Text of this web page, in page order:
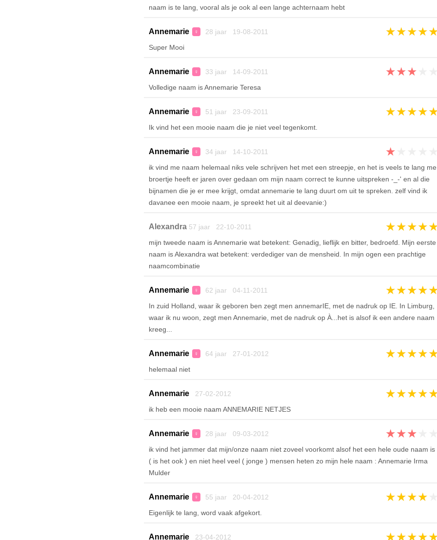
naam is te lang, vooral als je ook al een lange achternaam hebt
Annemarie ♀ 28 jaar 19-08-2011 ★★★★
Super Mooi
Annemarie ♀ 33 jaar 14-09-2011 ★★★
Volledige naam is Annemarie Teresa
Annemarie ♀ 51 jaar 23-09-2011 ★★★★
Ik vind het een mooie naam die je niet veel tegenkomt.
Annemarie ♀ 34 jaar 14-10-2011 ★
ik vind me naam helemaal niks vele schrijven het met een streepje, en het is veels te lang me
broertje heeft er jaren over gedaan om mijn naam correct te kunne uitspreken -_-' en al die
bijnamen die je er mee krijgt, omdat annemarie te lang duurt om uit te spreken. zelf vind ik
davanee een mooie naam, je spreekt het uit al deevanie:)
Alexandra57 jaar 22-10-2011 ★★★★
mijn tweede naam is Annemarie wat betekent: Genadig, lieflijk en bitter, bedroefd. Mijn eerste
naam is Alexandra wat betekent: verdediger van de mensheid. In mijn ogen een prachtige
naamcombinatie
Annemarie ♀ 62 jaar 04-11-2011 ★★★★
In zuid Holland, waar ik geboren ben zegt men annemarIE, met de nadruk op IE. In Limburg,
waar ik nu woon, zegt men Annemarie, met de nadruk op À...het is alsof ik een andere naam
kreeg...
Annemarie ♀ 64 jaar 27-01-2012 ★★★★
helemaal niet
Annemarie27-02-2012 ★★★★
ik heb een mooie naam ANNEMARIE NETJES
Annemarie ♀ 28 jaar 09-03-2012 ★★★
ik vind het jammer dat mijn/onze naam niet zoveel voorkomt alsof het een hele oude naam is
( is het ook ) en niet heel veel ( jonge ) mensen heten zo mijn hele naam : Annemarie Irma
Mulder
Annemarie ♀ 55 jaar 20-04-2012 ★★★★
Eigenlijk te lang, word vaak afgekort.
Annemarie23-04-2012 ★★★★